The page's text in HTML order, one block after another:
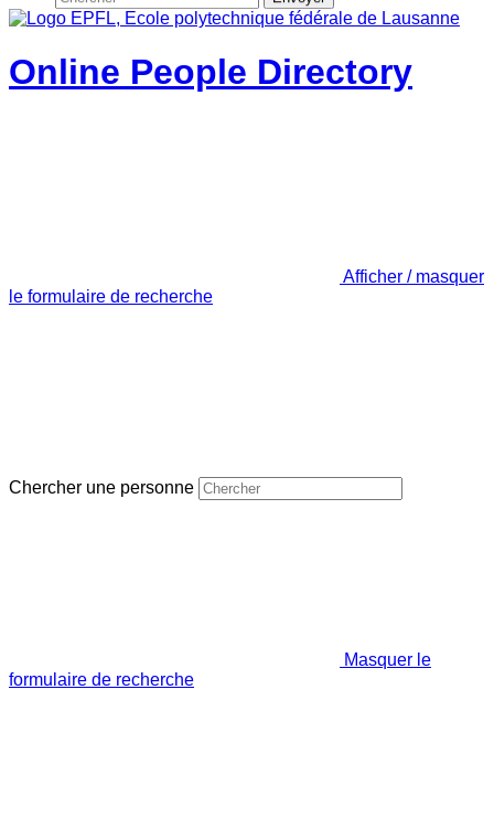
Online People Directory
Afficher / masquer
le formulaire de recherche
Chercher une personne
Masquer le
formulaire de recherche